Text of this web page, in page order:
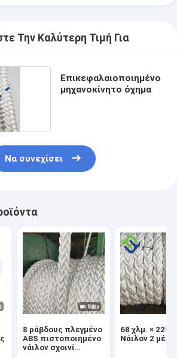
Την Καλύτερη Τιμή Για
Επικεφαλαιοποιημένο
μηχανοκίνητο όχημα
Να συνεχίσει
8 ράβδους πλεγμένο
ABS πιστοποιημένο
νάιλον σχοινί
68 χλμ. × 220
Νάιλον 2